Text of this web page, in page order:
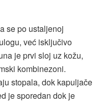
se po ustaljenoj
već isključivo
je prvi sloj uz kožu,
kombinezoni.
stopala, dok kapuljače
je sporedan dok je